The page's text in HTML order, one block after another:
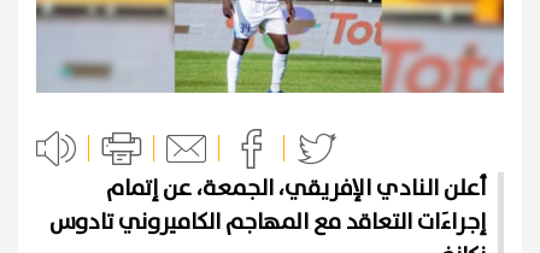
أعلن النادي الإفريقي، الجمعة، عن إتمام
إجراءَات التعاقد مع المهاجم الكاميروني تادوس